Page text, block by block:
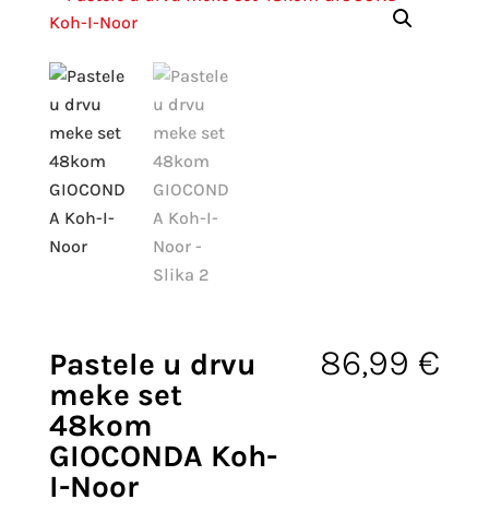
Pastele u drvu
meke set
48kom
GIOCONDA Koh-
I-Noor
86,99 €